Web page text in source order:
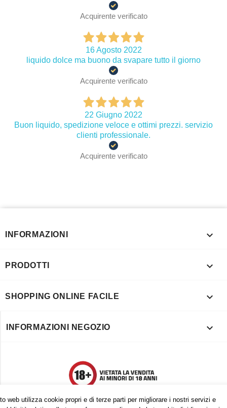
Acquirente verificato
16 Agosto 2022
liquido dolce ma buono da svapare tutto il giorno
Acquirente verificato
22 Giugno 2022
Buon liquido, spedizione veloce e ottimi prezzi. servizio
clienti professionale.
Acquirente verificato
web utilizza cookie propri e di terze parti per migliorare i nostri servizi e
INFORMAZIONI 
PRODOTTI 
SHOPPING ONLINE FACILE 
INFORMAZIONI NEGOZIO 